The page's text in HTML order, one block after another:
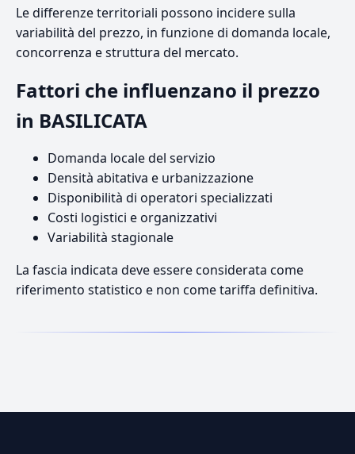
Le differenze territoriali possono incidere sulla
variabilità del prezzo, in funzione di domanda locale,
concorrenza e struttura del mercato.
Fattori che influenzano il prezzo
in BASILICATA
Domanda locale del servizio
Densità abitativa e urbanizzazione
Disponibilità di operatori specializzati
Costi logistici e organizzativi
Variabilità stagionale
La fascia indicata deve essere considerata come
riferimento statistico e non come tariffa definitiva.